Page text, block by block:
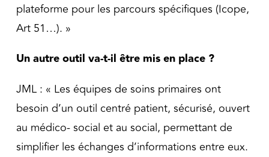
plateforme pour les parcours spécifiques (Icope,
Art 51…). »
Un autre outil va-t-il être mis en place ?
JML : « Les équipes de soins primaires ont
besoin d’un outil centré patient, sécurisé, ouvert
au médico- social et au social, permettant de
simplifier les échanges d’informations entre eux.